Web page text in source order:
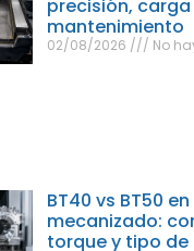
precisión, carga
mantenimiento
02/08/2026 No
BT40 vs BT50
mecanizado:
torque y tipo de